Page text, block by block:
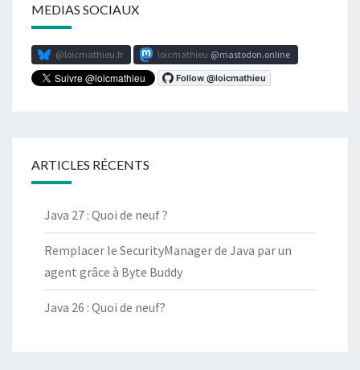
MEDIAS SOCIAUX
@loicmathieu.fr loicmathieu mastodon.online
ARTICLES RÉCENTS
Java 27 : Quoi de neuf ?
Remplacer le SecurityManager de Java par un
agent grâce à Byte Buddy
Java 26 : Quoi de neuf?